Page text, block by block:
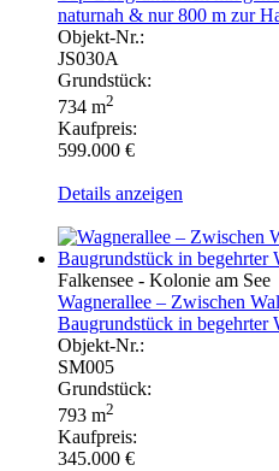
naturnah & nur 800 m zur
Objekt-Nr.:
JS030A
Grundstück:
734 m2
Kaufpreis:
599.000 €
Details anzeigen
Falkensee - Kolonie am See
Wagnerallee – Zwischen
Baugrundstück in begehrter
Objekt-Nr.:
SM005
Grundstück:
793 m2
Kaufpreis:
345.000 €